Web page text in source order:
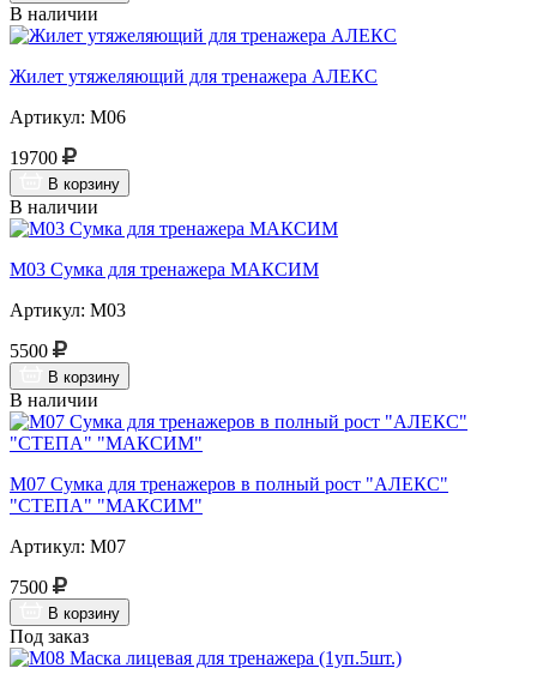
В наличии
Жилет утяжеляющий для тренажера АЛЕКС
Артикул: М06
19700
В корзину
В наличии
М03 Сумка для тренажера МАКСИМ
Артикул: М03
5500
В корзину
В наличии
М07 Сумка для тренажеров в полный рост "АЛЕКС"
"СТЕПА" "МАКСИМ"
Артикул: М07
7500
В корзину
Под заказ